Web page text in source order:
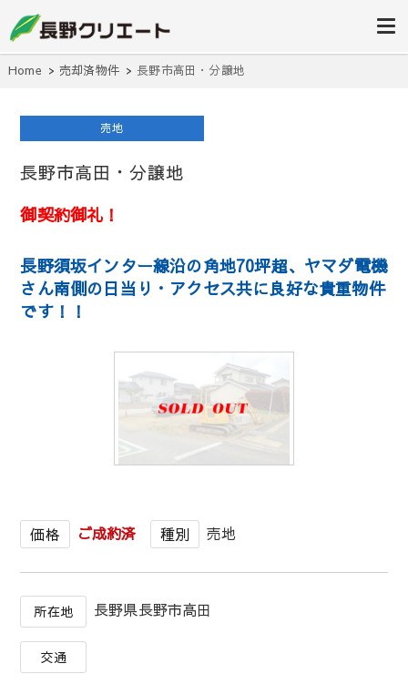
長野クリエ
ート
せください！
Home 売却済物件 長野市高田・分譲地
売地
長野市高田・分譲地
御契約御礼！
長野須坂インター線沿の角地70坪超、ヤマダ電機
さん南側の日当り・アクセス共に良好な貴重物件
です！！
1/1
価格 ご成約済 種別 売地
所在地 長野県長野市高田
交通